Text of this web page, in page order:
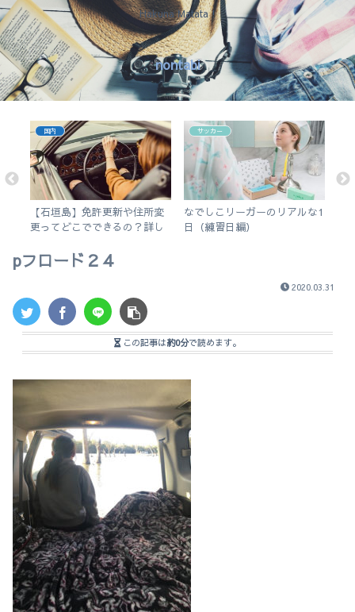
Hakuna Matata !
nontabi
国内
【石垣島】免許更新や住所変
更ってどこでできるの？詳し
サッカー
なでしこリーガーのリアルな1
日（練習日編）
pフロード２４
2020.03.31
この記事は約0分で読めます。